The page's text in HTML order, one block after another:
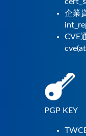
企業
CVE
PGP KEY